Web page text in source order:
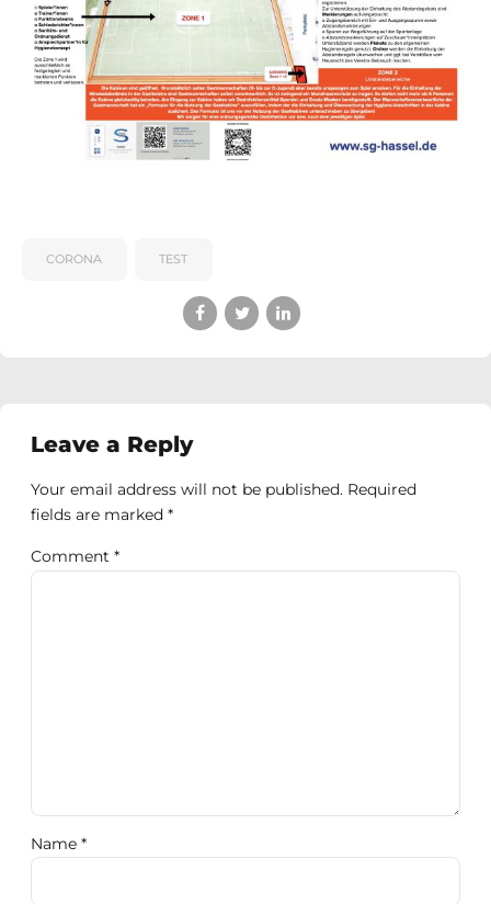
CORONA TEST
Leave a Reply
Your email address will not be published. Required
fields are marked *
Comment *
Name *